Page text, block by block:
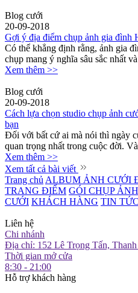
Blog cưới
20-09-2018
Gợi ý địa điểm chụp ảnh gia đình
Có thể khẳng định rằng, ảnh gia
chụp mang ý nghĩa sâu sắc nhất
Xem thêm >>
Blog cưới
20-09-2018
Cách lựa chọn studio chụp ảnh
bạn
Đối với bất cứ ai mà nói thì ngày
quan trọng nhất trong cuộc đời.
Xem thêm >>
Xem tất cả bài viết
Trang chủ ALBUM ẢNH CƯỚI
TRANG ĐIỂM GÓI CHỤP
CƯỚI KHÁCH HÀNG TIN
Liên hệ
Chi nhánh
Địa chỉ: 152 Lê Trọng Tấn,
Thời gian mở cửa
8:30 - 21:00
Hỗ trợ khách hàng